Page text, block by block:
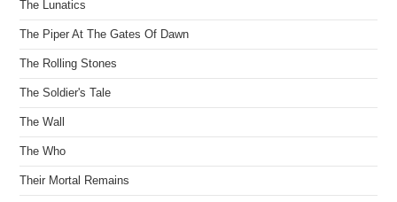
The Lunatics
The Piper At The Gates Of Dawn
The Rolling Stones
The Soldier's Tale
The Wall
The Who
Their Mortal Remains